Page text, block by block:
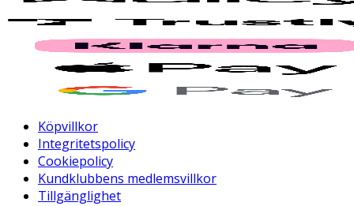
Köpvillkor
Integritetspolicy
Cookiepolicy
Kundklubbens medlemsvillkor
Tillgänglighet